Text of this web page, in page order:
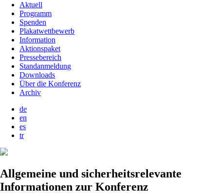
Aktuell
Programm
Spenden
Plakatwettbewerb
Information
Aktionspaket
Pressebereich
Standanmeldung
Downloads
Über die Konferenz
Archiv
de
en
es
tr
Allgemeine und sicherheitsrelevante
Informationen zur Konferenz